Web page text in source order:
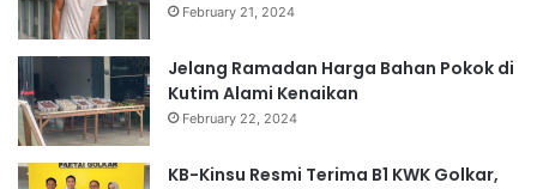
February 21, 2024
Jelang Ramadan Harga Bahan Pokok di
Kutim Alami Kenaikan
February 22, 2024
KB-Kinsu Resmi Terima B1 KWK Golkar,